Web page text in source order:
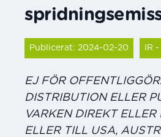
Publicerat: 2024-02-20 IR
EJ FÖR
DISTRIBUTION ELLER
VARKEN DIREKT ELLER
ELLER TILL USA,